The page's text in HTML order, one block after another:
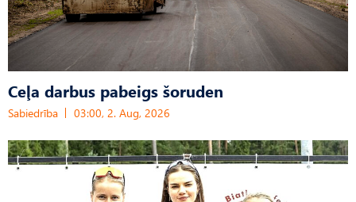
Ceļa darbus pabeigs šoruden
Sabiedrība 03:00, 2. Aug, 2026